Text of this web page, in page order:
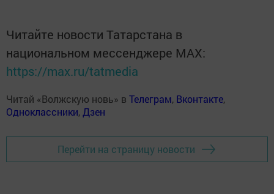
Читайте новости Татарстана в
национальном мессенджере MАХ:
https://max.ru/tatmedia
Читай «Волжскую новь» в Телеграм, Вконтакте,
Одноклассники, Дзен
Перейти на страницу новости